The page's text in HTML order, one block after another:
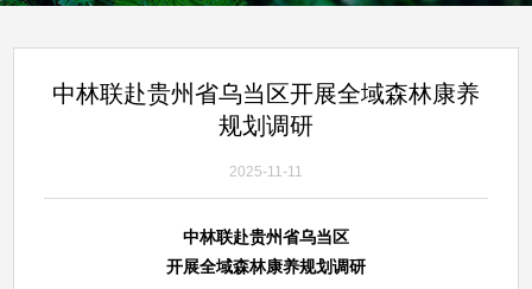
中林联赴贵州省乌当区开展全域森林康养
规划调研
2025-11-11
中林联赴贵州省乌当区
开展全域森林康养规划调研